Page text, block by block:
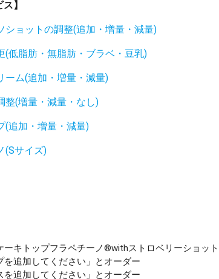
】
ショットの調整(追加・増量・減量)
(低脂肪・無脂肪・ブラベ・豆乳)
ーム(追加・増量・減量)
整(増量・減量・なし)
(追加・増量・減量)
(Sサイズ)
ーキトップフラペチーノ®withストロベリーショッ
を追加してください」とオーダー
を追加してください」とオーダー